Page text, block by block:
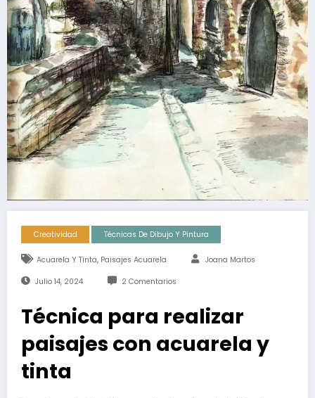
Creatividad Técnicas De Dibujo Y Pintura
Acuarela Y Tinta, Paisajes Acuarela Joana Martos
Julio 14, 2024 2 Comentarios
Técnica para realizar
paisajes con acuarela y
tinta